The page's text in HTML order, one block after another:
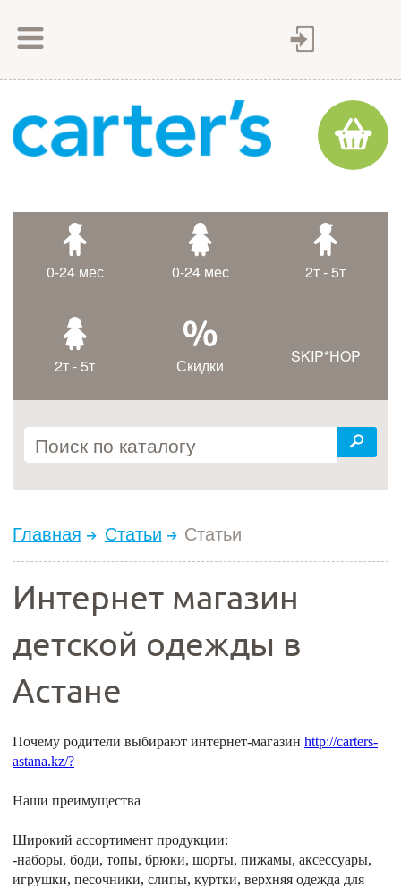
Как оплатить
Доставка товара
Контакты
0-24 мес 0-24 мес 2т - 5т
2т - 5т Скидки SKIP*HOP
Главная Статьи Статьи
Интернет магазин
детской одежды в
Астане
Почему родители выбирают интернет-магазин http://carters-
astana.kz/?
Наши преимущества
Широкий ассортимент продукции:
-наборы, боди, топы, брюки, шорты, пижамы, аксессуары,
игрушки, песочники, слипы, куртки, верхняя одежда для